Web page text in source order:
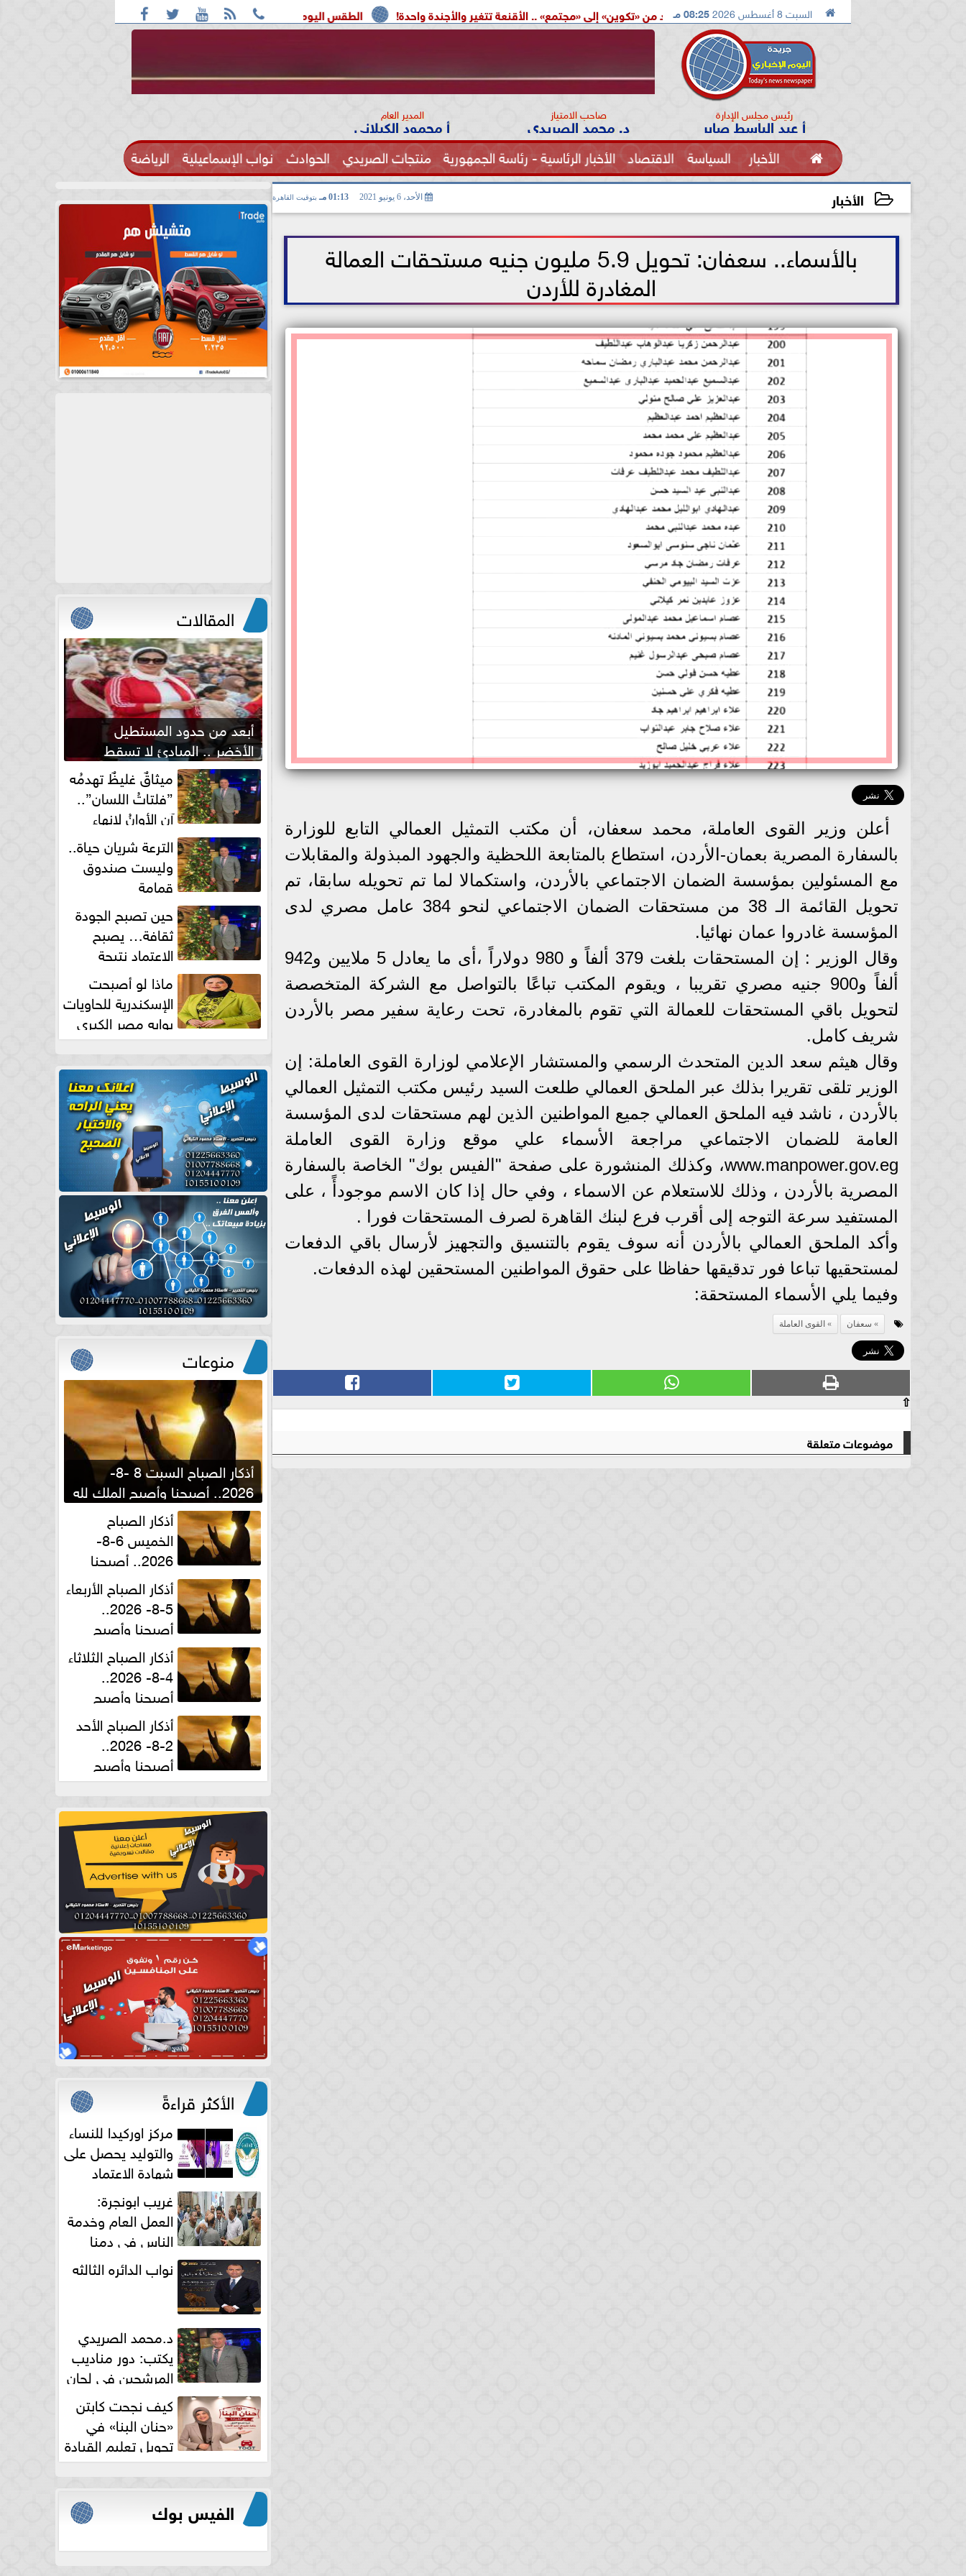
      السبت 8 أغسطس 2026 08:25 مـ الطقس اليوم.. شديد الحرارة بأغلب الأنحاء ورطوبة والمحسوسة بالقاهرة 38 درجة الدكتور محمد الصريدي يكشف المخطط الجديد من «تكوين» إلى «مجتمع» .. الأقنعة تتغير والأجندة واحدة!
رئيس مجلس الإدارة
أ عبد الباسط صابر صاحب الامتياز
د. محمد الصريدي المدير العام
أ محمود الكيلاني
 الأخبار السياسة الاقتصاد الأخبار الرئاسية - رئاسة الجمهورية منتجات الصريدي الحوادث نواب الإسماعيلية الرياضة
الفنون الصحة الأخبار الأحد، 6 يونيو 2021 01:13 مـ بتوقيت القاهرة
بالأسماء.. سعفان: تحويل 5.9 مليون جنيه مستحقات العمالة
المغادرة للأردن
أعلن وزير القوى العاملة، محمد سعفان، أن مكتب التمثيل العمالي التابع للوزارة
بالسفارة المصرية بعمان-الأردن، استطاع بالمتابعة اللحظية والجهود المبذولة والمقابلات
مع المسئولين بمؤسسة الضمان الاجتماعي بالأردن، واستكمالا لما تم تحويله سابقا، تم
تحويل القائمة الـ 38 من مستحقات الضمان الاجتماعي لنحو 384 عامل مصري لدى
المؤسسة غادروا عمان نهائيا.
وقال الوزير : إن المستحقات بلغت 379 ألفاً و 980 دولاراً ،أى ما يعادل 5 ملايين و942
ألفاً و900 جنيه مصري تقريبا ، ويقوم المكتب تباعًا بالتواصل مع الشركة المتخصصة
لتحويل باقي المستحقات للعمالة التي تقوم بالمغادرة، تحت رعاية سفير مصر بالأردن
شريف كامل.
وقال هيثم سعد الدين المتحدث الرسمي والمستشار الإعلامي لوزارة القوى العاملة: إن
الوزير تلقى تقريرا بذلك عبر الملحق العمالي طلعت السيد رئيس مكتب التمثيل العمالي
بالأردن ، ناشد فيه الملحق العمالي جميع المواطنين الذين لهم مستحقات لدى المؤسسة
العامة للضمان الاجتماعي مراجعة الأسماء علي موقع وزارة القوى العاملة
www.manpower.gov.eg، وكذلك المنشورة على صفحة "الفيس بوك" الخاصة بالسفارة
المصرية بالأردن ، وذلك للاستعلام عن الاسماء ، وفي حال إذا كان الاسم موجودأً ، على
المستفيد سرعة التوجه إلى أقرب فرع لبنك القاهرة لصرف المستحقات فورا .
وأكد الملحق العمالي بالأردن أنه سوف يقوم بالتنسيق والتجهيز لأرسال باقي الدفعات
لمستحقيها تباعا فور تدقيقها حفاظا على حقوق المواطنين المستحقين لهذه الدفعات.
وفيما يلي الأسماء المستحقة:
سعفان القوى العاملة
⇧
موضوعات متعلقة
المقالات
أبعد من حدود المستطيل
الأخضر .. المبادئ لا تسقط
بصفارة الحكم ميثاقٌ غليظٌ تهدمُه
”فلتاتُ اللسان”..
آن الأوانُ لإنهاءِ
فوضى الطلاق الشفهي!الترعة شريان حياة..
وليست صندوق
قمامة
حين تصبح الجودة
ثقافة… يصبح
الاعتماد نتيجة
طبيعية
ماذا لو أصبحت
الإسكندرية للحاويات
بوابه مصر الكبري
للتجارة العالمية بقلم د...
منوعات
أذكار الصباح السبت 8 -8-
2026.. أصبحنا وأصبح الملك لله
والحمد لله
أذكار الصباح
الخميس 6-8-
2026.. أصبحنا
وأصبح الملك لله والحمد لله
أذكار الصباح الأربعاء
5-8- 2026..
أصبحنا وأصبح
الملك لله والحمد للهأذكار الصباح الثلاثاء
4-8- 2026..
أصبحنا وأصبح
الملك لله والحمد للهأذكار الصباح الأحد
2-8- 2026..
أصبحنا وأصبح
الملك لله والحمد لله
الأكثر قراءةً
مركز اوركيدا للنساء
والتوليد يحصل على
شهادة الاعتماد
الكامل
غريب ابونجرة:
العمل العام وخدمة
الناس فى دمنا
نواب الدائره الثالثه
د.محمد الصريدي
يكتب: دور مناديب
المرشحين في لجان
الانتخابات
كيف نجحت كابتن
«حنان البنا» في
تحويل تعليم القيادة
النسائية من خوف...
الفيس بوك